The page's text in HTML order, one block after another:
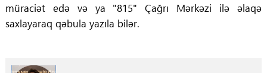
müraciət edə və ya "815" Çağrı Mərkəzi ilə əlaqə
saxlayaraq qəbula yazıla bilər.